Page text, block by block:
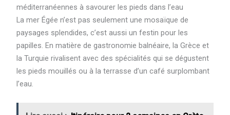
méditerranéennes à savourer les pieds dans l’eau
La mer Égée n’est pas seulement une mosaïque de
paysages splendides, c’est aussi un festin pour les
papilles. En matière de gastronomie balnéaire, la Grèce et
la Turquie rivalisent avec des spécialités qui se dégustent
les pieds mouillés ou à la terrasse d’un café surplombant
l’eau.